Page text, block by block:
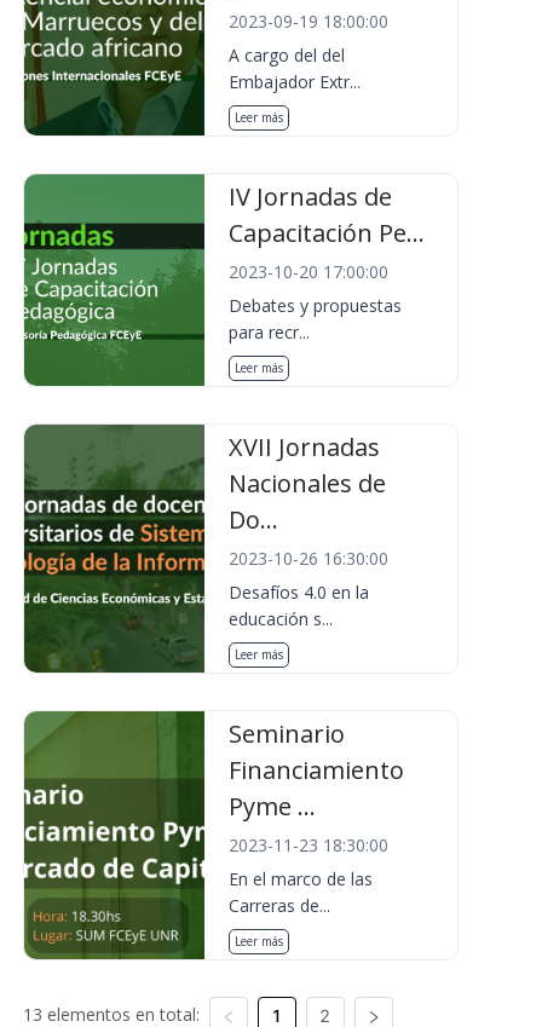
2023-09-19 18:00:00
A cargo del del
Embajador Extr...
Leer más
IV Jornadas de
Capacitación Pe...
2023-10-20 17:00:00
Debates y propuestas
para recr...
Leer más
XVII Jornadas
Nacionales de
Do...
2023-10-26 16:30:00
Desafíos 4.0 en la
educación s...
Leer más
Seminario
Financiamiento
Pyme ...
2023-11-23 18:30:00
En el marco de las
Carreras de...
Leer más
13 elementos en total: 1 2